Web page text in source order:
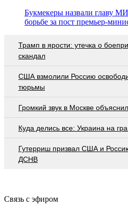
Букмекеры назвали главу
борьбе за пост премьер-
Трамп в ярости: утечка о
скандал
США взмолили Россию
тюрьмы
Громкий звук в Москве
Куда делись все: Украина на
Гутерриш призвал США и
ДСНВ
Связь с эфиром